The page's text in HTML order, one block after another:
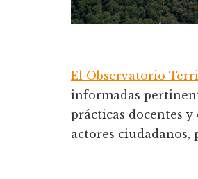
El Observatorio
informadas
prácticas docentes
actores ciudadanos,